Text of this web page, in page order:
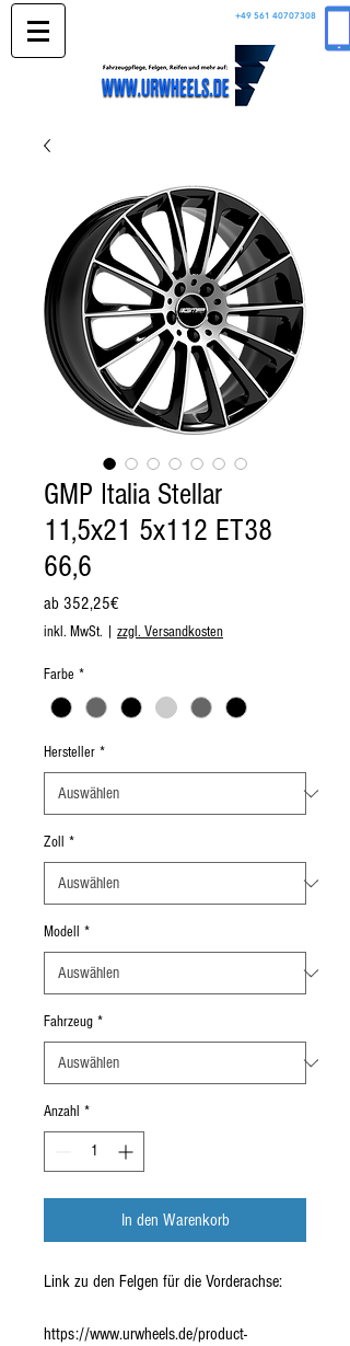
+49 561 40707308
GMP Italia Stellar
11,5x21 5x112 ET38
66,6
ab 352,25€Sale-
Preis
inkl. MwSt. zzgl. Versandkosten
Farbe *
Hersteller *
Zoll *
Modell *
Fahrzeug *
Anzahl *
In den Warenkorb
Link zu den Felgen für die Vorderachse:
https://www.urwheels.de/product-